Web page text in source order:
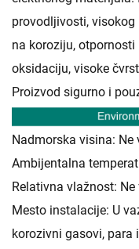
provodljivosti,
na koroziju,
oksidaciju, visoke
Proizvod sigurno i
Nadmorska visina: Ne
Ambijentalna
Relativna vlažnost: Ne
Mesto instalacije: U
korozivni gasovi, para